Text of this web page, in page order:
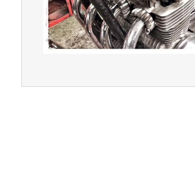
Achat de motos et scooters -
- Concessionnaire Voge -
Multimarques
agence conseil en